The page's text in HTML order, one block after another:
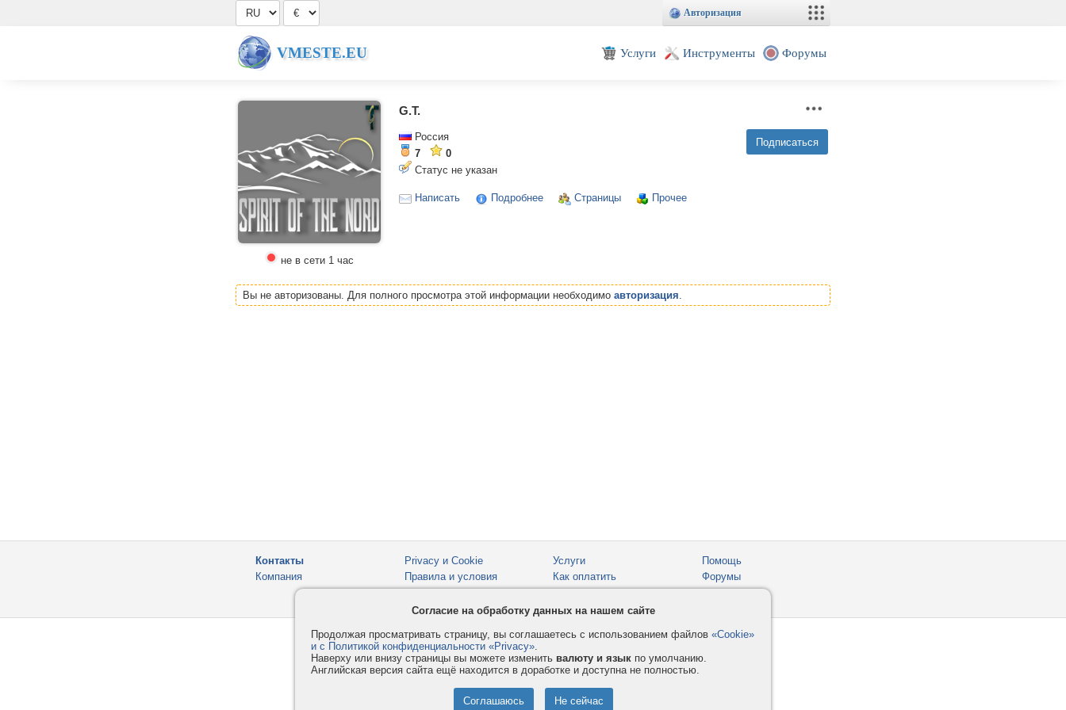
Авторизация
VMESTE.EU Услуги Инструменты Форумы
не в сети 1 час
G.T.
Россия
7
0
Статус не указан
Написать Подробнее Страницы Прочее
Вы не авторизованы. Для полного просмотра этой информации необходимо авторизация.
Контакты
Компания
Privacy и Cookie
Правила и условия
Услуги
Как оплатить
Помощь
Форумы
Согласие на обработку данных на нашем сайте
Продолжая просматривать страницу, вы соглашаетесь с использованием файлов «Cookie»
и с Политикой конфиденциальности «Privacy».
Наверху или внизу страницы вы можете изменить валюту и язык по умолчанию.
Английская версия сайта ещё находится в доработке и доступна не полностью.